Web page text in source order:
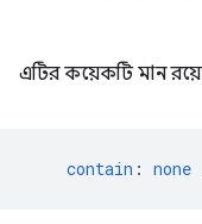
এটির কয়েকটি মান
contain : none